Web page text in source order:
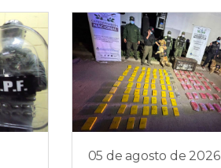
05 de agosto de 2026